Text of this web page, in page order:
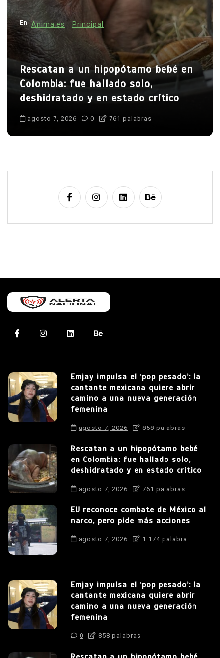
En Animales Principal
Rescatan a un hipopótamo bebé en
Colombia: fue hallado solo,
deshidratado y en estado crítico
agosto 7, 2026 0 761 palabras
Emjay impulsa el ‘pop pesado’: la
cantante mexicana quiere abrir
camino a una nueva generación
femenina
agosto 7, 2026 858 palabras
Rescatan a un hipopótamo bebé
en Colombia: fue hallado solo,
deshidratado y en estado crítico
agosto 7, 2026 761 palabras
EU reconoce combate de México al
narco, pero pide más acciones
agosto 7, 2026 1.174 palabra
Emjay impulsa el ‘pop pesado’: la
cantante mexicana quiere abrir
camino a una nueva generación
femenina
0 858 palabras